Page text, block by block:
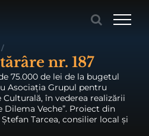
/
nr. 187
75.000 de lei de la bugetul
Asociația Grupul pentru
în vederea realizării
Veche”. Proiect din
Tarcea, consilier local și